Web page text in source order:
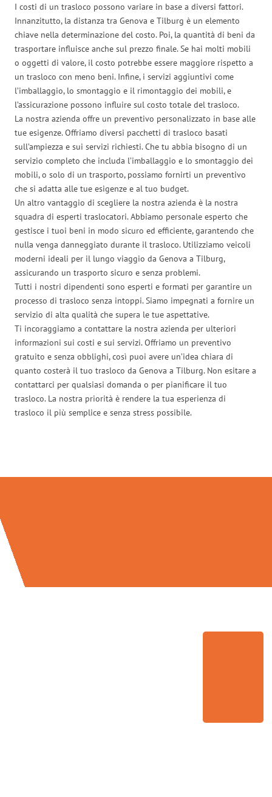
I costi di un trasloco possono variare in base a diversi fattori.
Innanzitutto, la distanza tra Genova e Tilburg è un elemento
chiave nella determinazione del costo. Poi, la quantità di beni da
trasportare influisce anche sul prezzo finale. Se hai molti mobili
o oggetti di valore, il costo potrebbe essere maggiore rispetto a
un trasloco con meno beni. Infine, i servizi aggiuntivi come
l’imballaggio, lo smontaggio e il rimontaggio dei mobili, e
l’assicurazione possono influire sul costo totale del trasloco.
La nostra azienda offre un preventivo personalizzato in base alle
tue esigenze. Offriamo diversi pacchetti di trasloco basati
sull’ampiezza e sui servizi richiesti. Che tu abbia bisogno di un
servizio completo che includa l’imballaggio e lo smontaggio dei
mobili, o solo di un trasporto, possiamo fornirti un preventivo
che si adatta alle tue esigenze e al tuo budget.
Un altro vantaggio di scegliere la nostra azienda è la nostra
squadra di esperti traslocatori. Abbiamo personale esperto che
gestisce i tuoi beni in modo sicuro ed efficiente, garantendo che
nulla venga danneggiato durante il trasloco. Utilizziamo veicoli
moderni ideali per il lungo viaggio da Genova a Tilburg,
assicurando un trasporto sicuro e senza problemi.
Tutti i nostri dipendenti sono esperti e formati per garantire un
processo di trasloco senza intoppi. Siamo impegnati a fornire un
servizio di alta qualità che supera le tue aspettative.
Ti incoraggiamo a contattare la nostra azienda per ulteriori
informazioni sui costi e sui servizi. Offriamo un preventivo
gratuito e senza obblighi, così puoi avere un’idea chiara di
quanto costerà il tuo trasloco da Genova a Tilburg. Non esitare a
contattarci per qualsiasi domanda o per pianificare il tuo
trasloco. La nostra priorità è rendere la tua esperienza di
trasloco il più semplice e senza stress possibile.